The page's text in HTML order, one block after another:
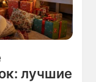
лучшие